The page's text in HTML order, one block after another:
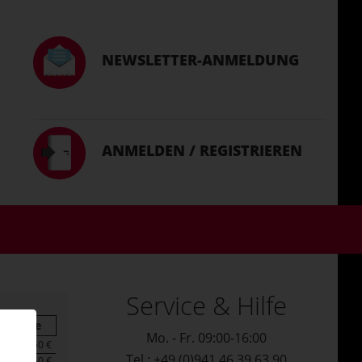
NEWSLETTER-ANMELDUNG
ANMELDEN / REGISTRIEREN
Summe
28,50 €
Service & Hilfe
Mo. - Fr. 09:00-16:00